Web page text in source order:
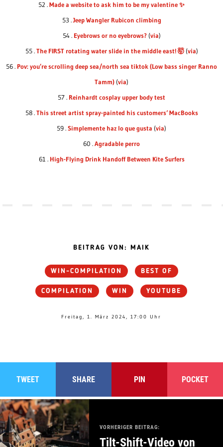
52 .Made a website to ask him to be my valentine ✨
53 .Jeep Wangler Rubicon climbing
54 . Eyebrows or no eyebrows? (via)
55 .The FIRST rotating water slide in the middle east! 🤯 (via)
56 . Pov: you’re scrolling deep sea/north sea tiktok (Low bass singer Ranno
Tamm) (via)
57 . Reinhardt cosplay upper body test
58 .This street artist spray-painted his customers‘ MacBooks
59 .Simplemente haz lo que gusta (via)
60 .Agradable perro
61 . High-Flying Drink Handoff Between Kite Surfers
BEITRAG VON: MAIK
WIN-COMPILATION BEST OF
COMPILATION WIN YOUTUBE
Freitag, 1. März 2024, 17:00 Uhr
TWEET SHARE PIN POCKET
VORHERIGER BEITRAG:
Tilt-Shift-Video von